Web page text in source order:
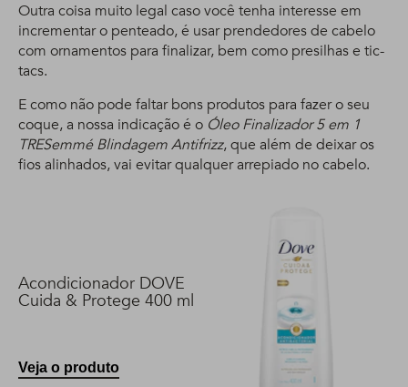
Outra coisa muito legal caso você tenha interesse em
incrementar o penteado, é usar prendedores de cabelo
com ornamentos para finalizar, bem como presilhas e tic-
tacs.
E como não pode faltar bons produtos para fazer o seu
coque, a nossa indicação é o Óleo Finalizador 5 em 1
TRESemmé Blindagem Antifrizz, que além de deixar os
fios alinhados, vai evitar qualquer arrepiado no cabelo.
Acondicionador DOVE
Cuida & Protege 400 ml
Veja o produto